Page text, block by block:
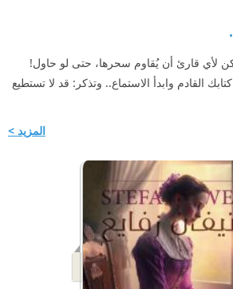
لأي قارئ أن يُقاوم سحرها، حتى لو حاول!
القادم وابدأ الاستماع.. وتذكر: قد لا تستطيع
المزيد >